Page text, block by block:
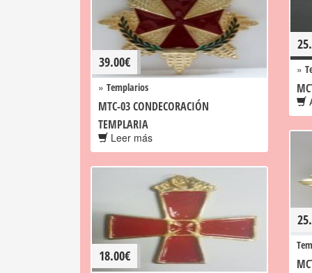
»
39.00€
» Templarios
MTC-03 CONDECORACIÓN
TEMPLARIA
Leer más
18.00€